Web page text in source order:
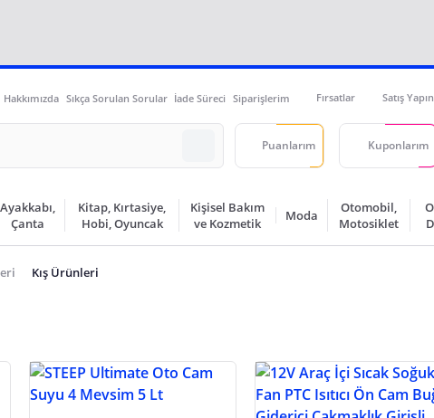
Hakkımızda Sıkça Sorulan Sorular İade Süreci Siparişlerim Fırsatlar Satış
Puanlarım Kuponlarım
Ayakkabı,
Çanta
Kitap, Kırtasiye,
Hobi, Oyuncak
Kişisel Bakım
ve Kozmetik
Moda
Otomobil,
Motosiklet
Kış Ürünleri